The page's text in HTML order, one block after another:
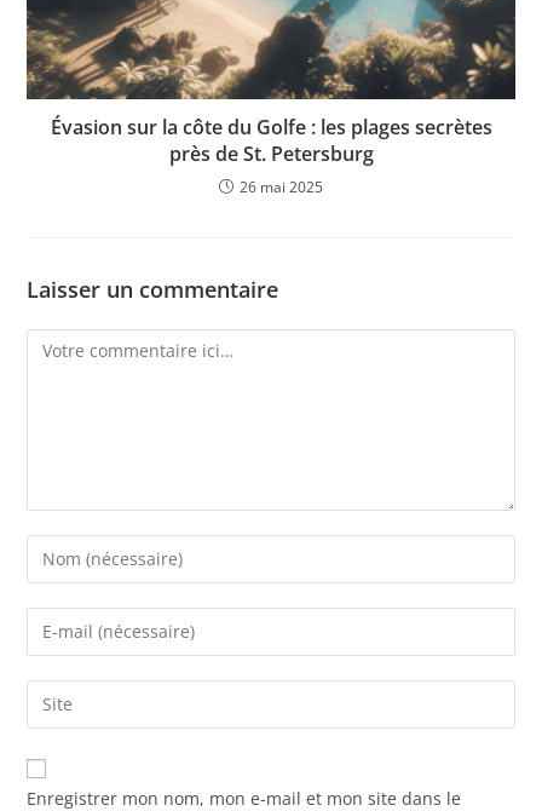
Évasion sur la côte du Golfe : les plages secrètes
près de St. Petersburg
26 mai 2025
Laisser un commentaire
Enregistrer mon nom, mon e-mail et mon site dans le